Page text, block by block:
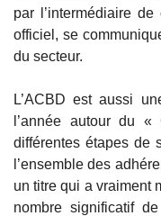
par l’intermédiaire
officiel, se
du secteur.
L’ACBD est aussi
l’année autour du
différentes étapes de
l’ensemble des
un titre qui a vraiment
nombre significatif